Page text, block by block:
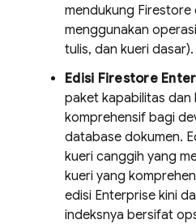
mendukung Firestore
menggunakan
tulis, dan kueri dasar).
Edisi Firestore
paket kapabilitas dan
komprehensif bagi
database dokumen.
kueri canggih yang
kueri yang
edisi Enterprise kini
indeksnya bersifat